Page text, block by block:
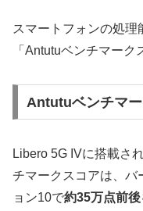
スマートフォンの処理
「Antutuベンチマーク
Antutuベンチマ
Libero 5G IVに搭載さ
チマークスコアは、バ
ョン10で約35万点前後